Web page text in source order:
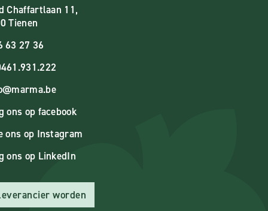
Chaffartlaan 11,
Tienen
63 27 36
ons op facebook
ons op Instagram
ons op LinkedIn
worden